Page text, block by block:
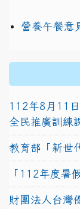
營養午餐意
112年8月11
全民推廣訓練
教育部「新世
「112年度暑
財團法人台灣